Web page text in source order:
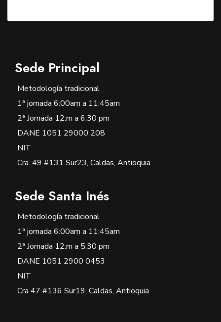
Sede Principal
Metodología tradicional
1ª jornada 6:00am a 11:45am
2ª Jornada 12:m a 6:30 pm
DANE 1051 29000 208
NIT
Cra. 49 #131 Sur23, Caldas, Antioquia
Sede Santa Inés
Metodología tradicional
1ª jornada 6:00am a 11:45am
2ª Jornada 12:m a 5:30 pm
DANE 1051 2900 0453
NIT
Cra 47 #136 Sur19, Caldas, Antioquia